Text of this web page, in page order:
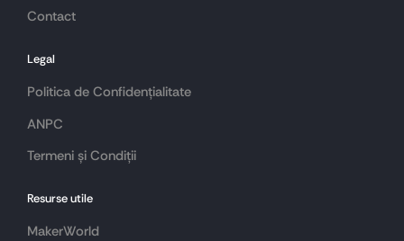
Contact
Legal
Politica de Confidențialitate
ANPC
Termeni și Condiții
Resurse utile
MakerWorld